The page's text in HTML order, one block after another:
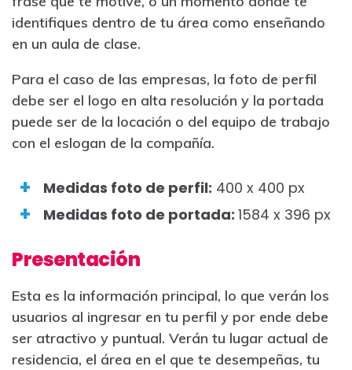
identifiques dentro de tu área como enseñando
en un aula de clase.
Para el caso de las empresas, la foto de perfil
debe ser el logo en alta resolución y la portada
puede ser de la locación o del equipo de trabajo
con el eslogan de la compañía.
Medidas foto de perfil: 400 x 400 px
Medidas foto de portada: 1584 x 396 px
Presentación
Esta es la información principal, lo que verán los
usuarios al ingresar en tu perfil y por ende debe
ser atractivo y puntual. Verán tu lugar actual de
residencia, el área en el que te desempeñas, tu